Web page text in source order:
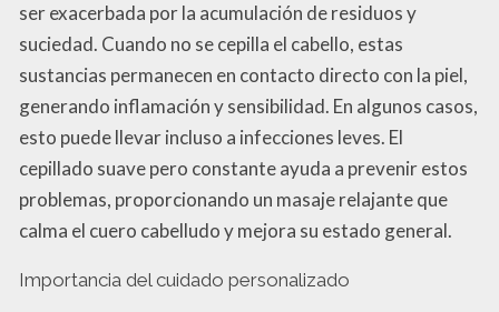
ser exacerbada por la acumulación de residuos y
suciedad. Cuando no se cepilla el cabello, estas
sustancias permanecen en contacto directo con la piel,
generando inflamación y sensibilidad. En algunos casos,
esto puede llevar incluso a infecciones leves. El
cepillado suave pero constante ayuda a prevenir estos
problemas, proporcionando un masaje relajante que
calma el cuero cabelludo y mejora su estado general.
Importancia del cuidado personalizado